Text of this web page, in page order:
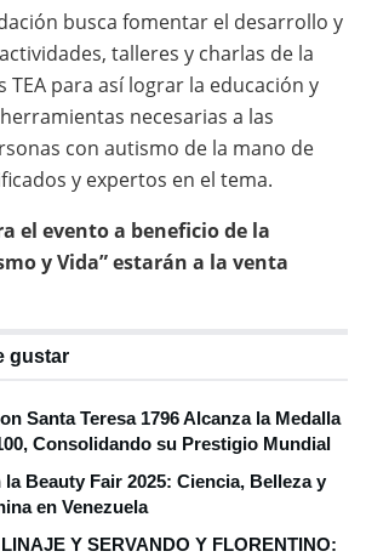
busca fomentar el desarrollo y
talleres y charlas de la
TEA para así lograr la educación y
necesarias a las
con autismo de la mano de
y expertos en el tema.
el evento a beneficio de la
y Vida” estarán a la venta
gustar
Santa Teresa 1796 Alcanza la Medalla
Consolidando su Prestigio Mundial
Beauty Fair 2025: Ciencia, Belleza y
en Venezuela
Y SERVANDO Y FLORENTINO: